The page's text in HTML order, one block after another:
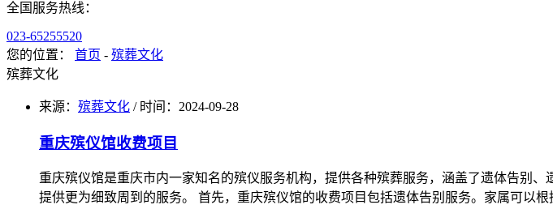
全国服务热线：
023-65255520
您的位置：
首页 - 殡葬文化
殡葬文化
来源： 殡葬文化 / 时间： 2024-09-28
重庆殡仪馆收费项目
重庆殡仪馆是重庆市内一家知名的殡仪服务机构，提供各种殡葬服务，涵盖了遗体告别
提供更为细致周到的服务。 首先，重庆殡仪馆的收费项目包括遗体告别服务。家属可以